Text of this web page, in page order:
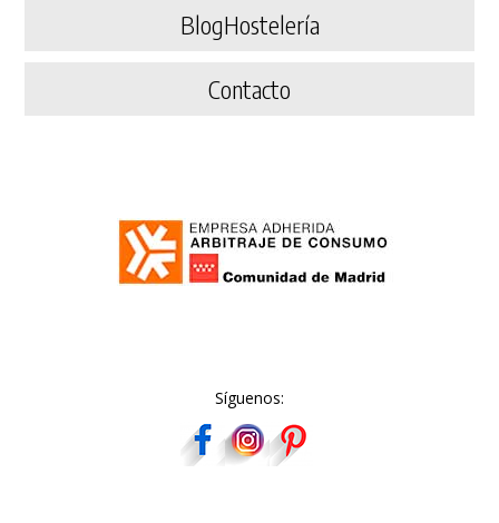
BlogHostelería
Contacto
Síguenos: